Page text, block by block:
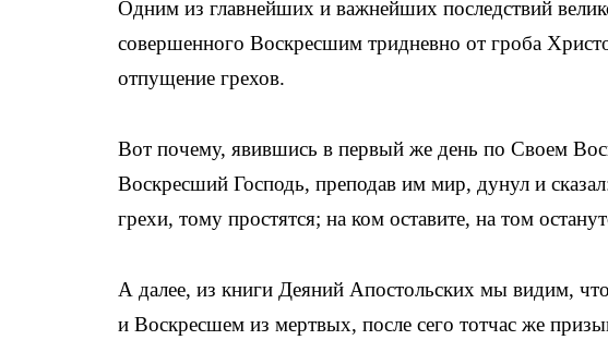
Одним из главнейших и важнейших последствий
совершенного Воскресшим тридневно от гроба
отпущение грехов.
Вот почему, явившись в первый же день по Своем
Воскресший Господь, преподав им мир, дунул и
грехи, тому простятся; на ком оставите, на том
А далее, из книги Деяний Апостольских мы видим,
и Воскресшем из мертвых, после сего тотчас же